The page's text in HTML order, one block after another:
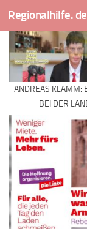
Skip to content
ANDREAS KLAMM:
BEI DER